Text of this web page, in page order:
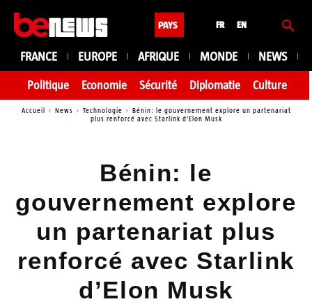
PAYS FR EN
FRANCE EUROPE AFRIQUE MONDE NEWS
Politique Economie Sécurité Diplomatie Culture
Accueil News Technologie
Bénin: le gouvernement explore un partenariat
plus renforcé avec Starlink d'Elon Musk
Bénin: le
gouvernement explore
un partenariat plus
renforcé avec Starlink
d’Elon Musk